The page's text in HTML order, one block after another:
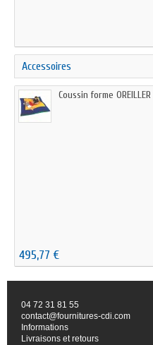
Accessoires
Coussin forme OREILLER
495,77 €
04 72 31 81 55
contact@fournitures-cdi.com
Informations
Livraisons et retours